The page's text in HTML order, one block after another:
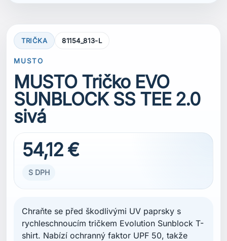
TRIČKA 81154_813-L
MUSTO
MUSTO Tričko EVO
SUNBLOCK SS TEE 2.0
sivá
54,12 €
S DPH
Chraňte se před škodlivými UV paprsky s
rychleschnoucím tričkem Evolution Sunblock T-
shirt. Nabízí ochranný faktor UPF 50, takže